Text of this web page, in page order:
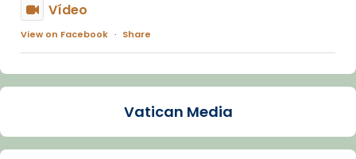
Vídeo
View on Facebook · Share
Arquebisbat de Barcelona
La Carmina va patir depressió. Fa gairebé
dos mesos, a l'Estadi Lluís Companys, la
Vatican Media